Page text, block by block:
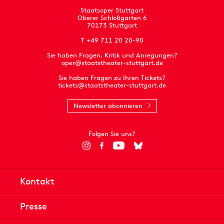
Staatsoper Stuttgart
Oberer Schloßgarten 6
70173 Stuttgart
T +49 711 20 20-90
Sie haben Fragen, Kritik und Anregungen?
oper@staatstheater-stuttgart.de
Sie haben Fragen zu Ihren Tickets?
tickets@staatstheater-stuttgart.de
Newsletter abonnieren
Folgen Sie uns?
Kontakt
Presse